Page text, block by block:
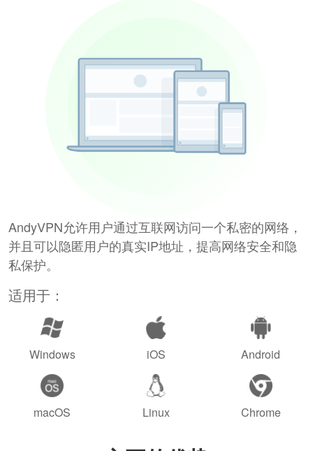
AndyVPN允许用户通过互联网访问一个私密的网络，
并且可以隐匿用户的真实IP地址，提高网络安全和隐
私保护。
适用于：
Windows iOS Android
macOS Linux Chrome